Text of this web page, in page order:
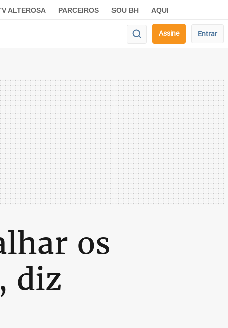
ALTEROSA PARCEIROS SOU BH AQUI
Assine Entrar
os
diz